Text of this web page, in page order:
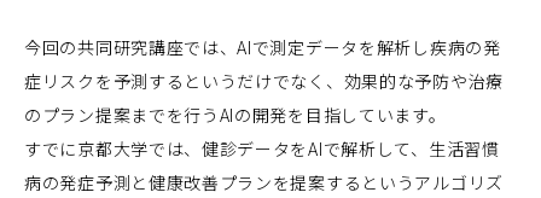
今回の共同研究講座では、AIで測定データを解析し疾病の発
症リスクを予測するというだけでなく、効果的な予防や治療
のプラン提案までを行うAIの開発を目指しています。
すでに京都大学では、健診データをAIで解析して、生活習慣
病の発症予測と健康改善プランを提案するというアルゴリズ